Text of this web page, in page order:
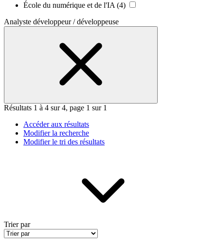
École du numérique et de l'IA (4)
Analyste développeur / développeuse
Résultats 1 à 4 sur 4, page 1 sur 1
Accéder aux résultats
Modifier la recherche
Modifier le tri des résultats
Trier par